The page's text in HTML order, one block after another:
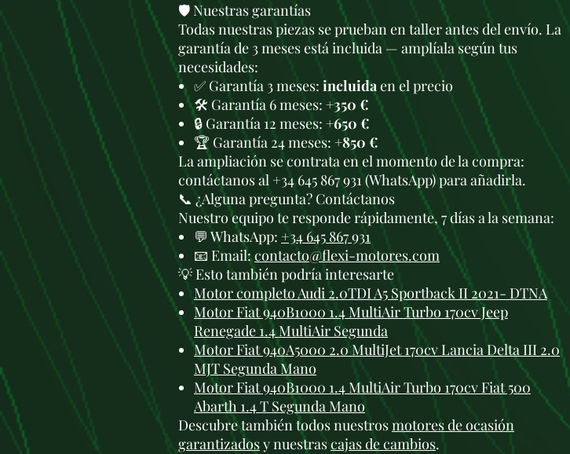
🛡️ Nuestras garantías
Todas nuestras piezas se prueban en taller antes del envío. La
garantía de 3 meses está incluida — amplíala según tus
necesidades:
✅ Garantía 3 meses: incluidaen el precio
🛠️ Garantía 6 meses: +350 €
🔒 Garantía 12 meses: +650 €
🏆 Garantía 24 meses: +850 €
La ampliación se contrata en el momento de la compra:
contáctanos al +34 645 867 931 (WhatsApp) para añadirla.
📞 ¿Alguna pregunta? Contáctanos
Nuestro equipo te responde rápidamente, 7 días a la semana:
💬 WhatsApp: +34 645 867 931
📧 Email:contacto@flexi-motores.com
💡 Esto también podría interesarte
Motor completo Audi 2.0TDI A5 Sportback II 2021- DTNA
Motor Fiat 940B1000 1.4 MultiAir Turbo 170cv Jeep
Renegade 1.4 MultiAir Segunda
Motor Fiat 940A5000 2.0 MultiJet 170cv Lancia Delta III 2.0
MJT Segunda Mano
Motor Fiat 940B1000 1.4 MultiAir Turbo 170cv Fiat 500
Abarth 1.4 T Segunda Mano
Descubre también todos nuestrosmotores de ocasión
garantizadosy nuestrascajas de cambios.